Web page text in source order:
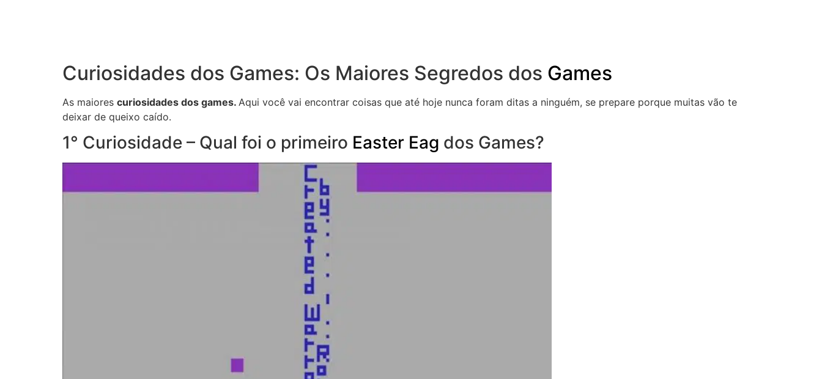
Curiosidades dos Games: Os Maiores Segredos dos Games
As maiores curiosidades dos games. Aqui você vai encontrar coisas que até hoje nunca foram ditas a ninguém, se prepare porque muitas vão te
deixar de queixo caído.
1° Curiosidade – Qual foi o primeiro Easter Eag dos Games?